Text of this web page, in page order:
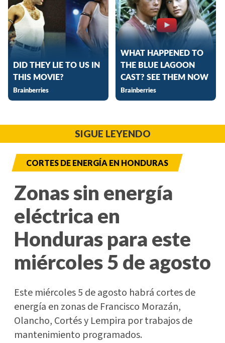
SIGUE LEYENDO
CORTES DE ENERGÍA EN HONDURAS
Zonas sin energía
eléctrica en
Honduras para este
miércoles 5 de agosto
Este miércoles 5 de agosto habrá cortes de
energía en zonas de Francisco Morazán,
Olancho, Cortés y Lempira por trabajos de
mantenimiento programados.